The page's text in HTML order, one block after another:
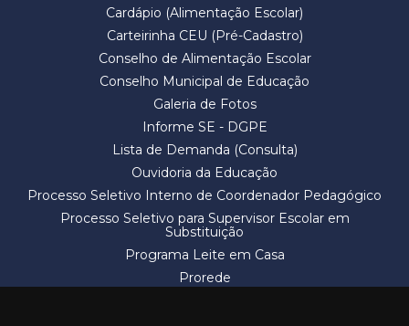
Cardápio (Alimentação Escolar)
Carteirinha CEU (Pré-Cadastro)
Conselho de Alimentação Escolar
Conselho Municipal de Educação
Galeria de Fotos
Informe SE - DGPE
Lista de Demanda (Consulta)
Ouvidoria da Educação
Processo Seletivo Interno de Coordenador Pedagógico
Processo Seletivo para Supervisor Escolar em
Substituição
Programa Leite em Casa
Prorede